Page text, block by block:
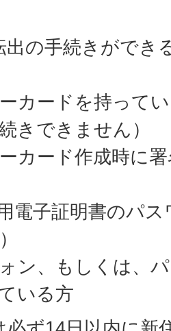
出の手続きができ
カードを持って
きできません）
カード作成時に
電子証明書のパ
ン、もしくは、
いる方